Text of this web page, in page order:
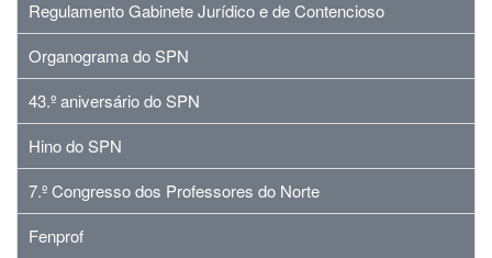
Regulamento Gabinete Jurídico e de Contencioso
Organograma do SPN
43.º aniversário do SPN
Hino do SPN
7.º Congresso dos Professores do Norte
Fenprof